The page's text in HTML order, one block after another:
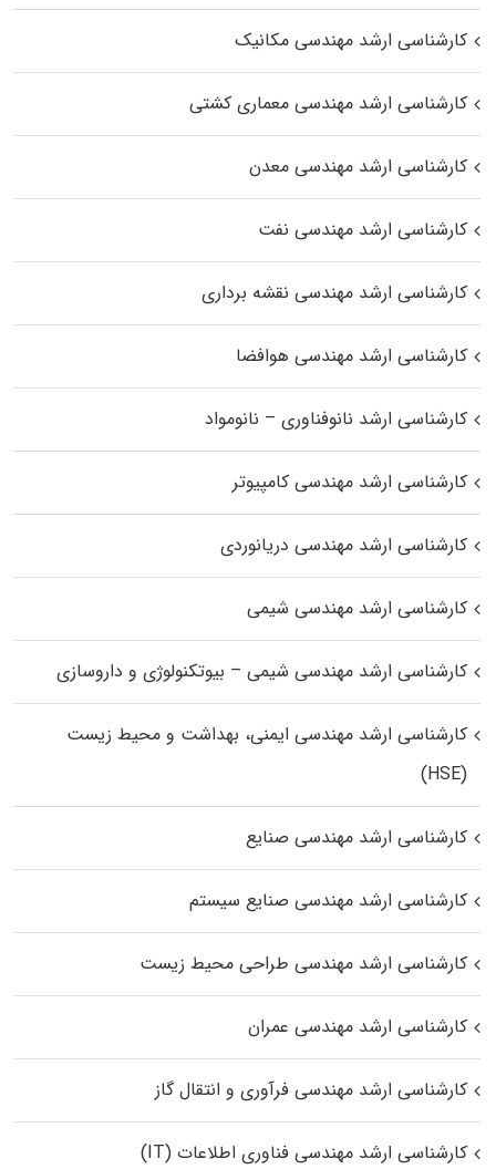
کارشناسی ارشد مهندسی مکانیک
کارشناسی ارشد مهندسی معماری کشتی
کارشناسی ارشد مهندسی معدن
کارشناسی ارشد مهندسی نفت
کارشناسی ارشد مهندسی نقشه برداری
کارشناسی ارشد مهندسی هوافضا
کارشناسی ارشد نانوفناوری – نانومواد
کارشناسی ارشد مهندسی کامپیوتر
کارشناسی ارشد مهندسی دریانوردی
کارشناسی ارشد مهندسی شیمی
کارشناسی ارشد مهندسی شیمی – بیوتکنولوژی و داروسازی
کارشناسی ارشد مهندسی ایمنی، بهداشت و محیط زیست
(HSE)
کارشناسی ارشد مهندسی صنایع
کارشناسی ارشد مهندسی صنایع سیستم
کارشناسی ارشد مهندسی طراحی محیط زیست
کارشناسی ارشد مهندسی عمران
کارشناسی ارشد مهندسی فرآوری و انتقال گاز
کارشناسی ارشد مهندسی فناوری اطلاعات (IT)